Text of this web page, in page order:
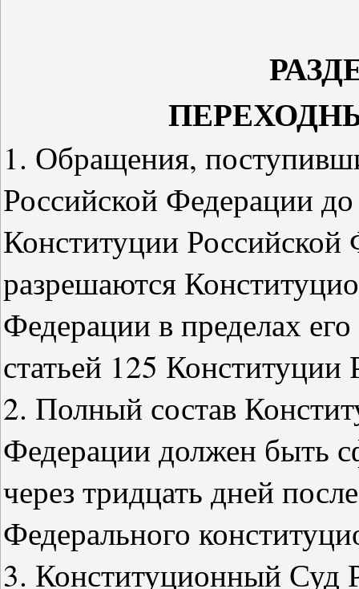
1. Обращения,
Российской Федерации
Конституции Российской
разрешаются
Федерации в пределах
статьей 125
2. Полный состав
Федерации должен быть
через тридцать дней
Федерального
3. Конституционный Суд